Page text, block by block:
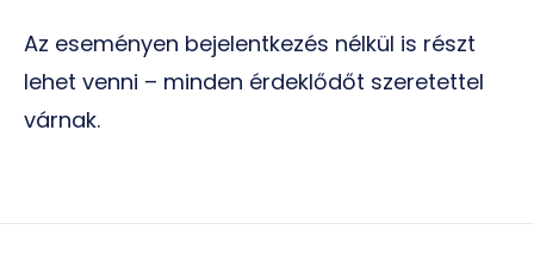
Az eseményen bejelentkezés nélkül is részt
lehet venni – minden érdeklődőt szeretettel
várnak.